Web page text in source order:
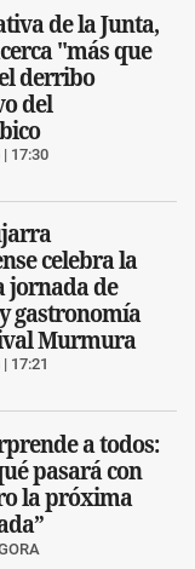
de la Junta,
"más que
derribo
del
17:30
celebra la
jornada de
gastronomía
Murmura
17:21
a todos:
pasará con
la próxima